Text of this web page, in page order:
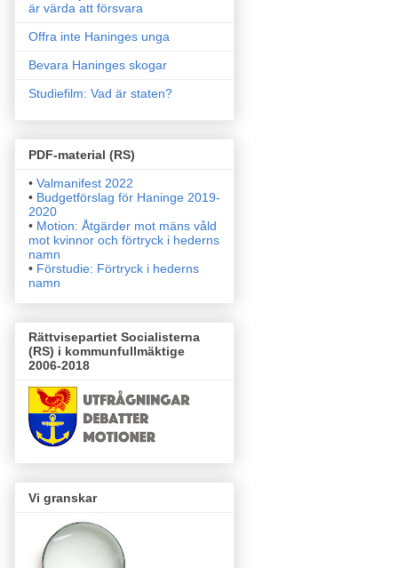
är värda att försvara
Offra inte Haninges unga
Bevara Haninges skogar
Studiefilm: Vad är staten?
PDF-material (RS)
• Valmanifest 2022
• Budgetförslag för Haninge 2019-
2020
• Motion: Åtgärder mot mäns våld
mot kvinnor och förtryck i hederns
namn
• Förstudie: Förtryck i hederns
namn
Rättvisepartiet Socialisterna
(RS) i kommunfullmäktige
2006-2018
Vi granskar